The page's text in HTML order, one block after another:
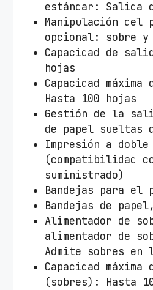
estándar: Salida
Manipulación del
opcional: sobre
Capacidad de
hojas
Capacidad
Hasta 100 hojas
Gestión de la
de papel sueltas
Impresión a
(compatibilidad
suministrado)
Bandejas para el
Bandejas de
Alimentador de
alimentador de
Admite sobres en
Capacidad máxima
(sobres): Hasta